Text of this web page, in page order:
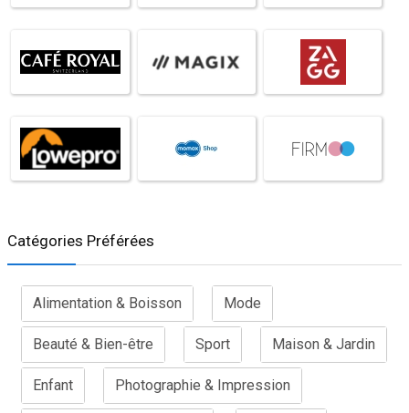
Catégories Préférées
Alimentation & Boisson Mode
Beauté & Bien-être Sport Maison & Jardin
Enfant Photographie & Impression